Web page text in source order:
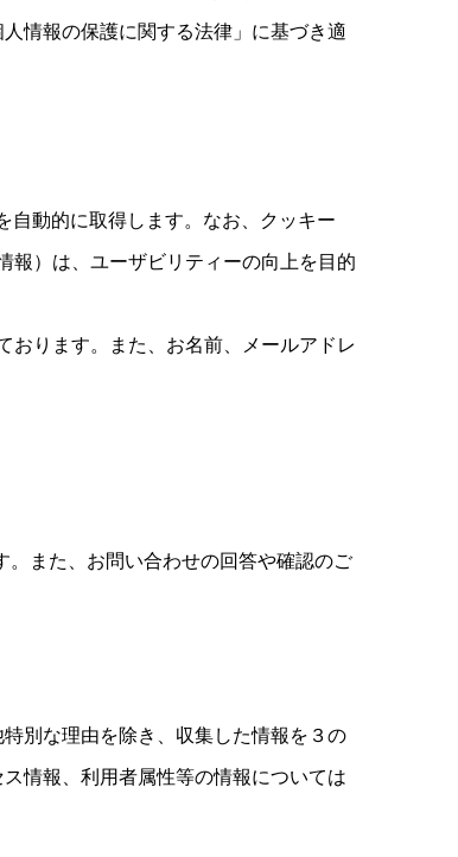
情報の保護に関する法律」に基づき適
自動的に取得します。なお、クッキー
報）は、ユーザビリティーの向上を目的
おります。また、お名前、メールアドレ
また、お問い合わせの回答や確認のご
別な理由を除き、収集した情報を３の
情報、利用者属性等の情報については